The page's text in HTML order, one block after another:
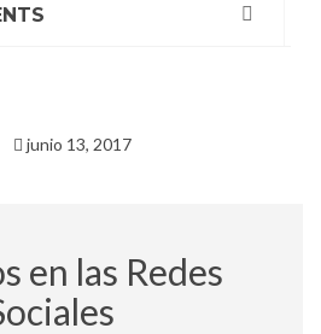
junio 13, 2017
en las Redes